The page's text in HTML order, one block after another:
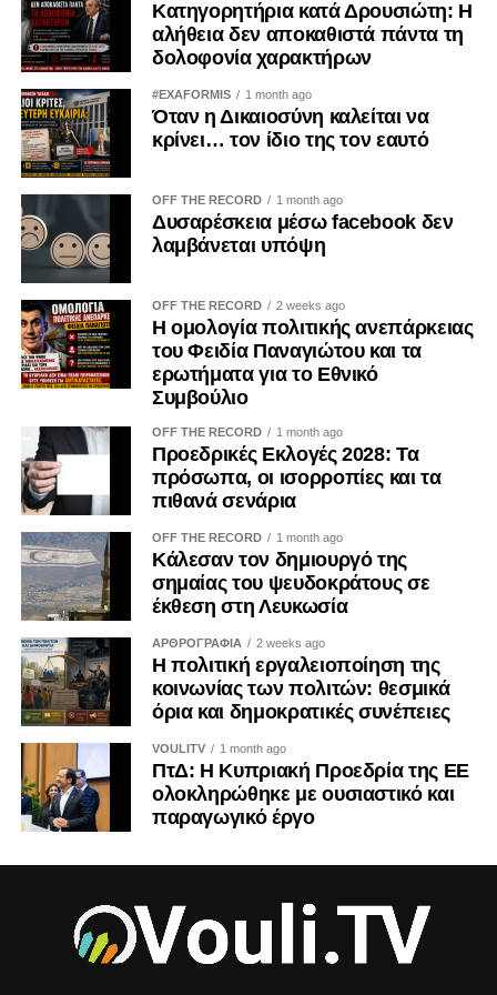
Η ευθύνη, όμως, δεν ανήκει μόνο στην Πολιτεία.
Ανήκει και στον κάθε πολίτη ξεχωριστά. Ο πατριωτισμός
δεν εξαντλείται στις επετειακές ομιλίες, ούτε στις
αναρτήσεις στα μέσα κοινωνικής δικτύωσης.
Αποδεικνύεται καθημερινά μέσα από τις προσωπικές μας
επιλογές. Δεν μπορεί κανείς να καταδικάζει την κατοχή και
ταυτόχρονα να χρηματοδοτεί, έστω και έμμεσα, τις
οικονομικές δομές που τη συντηρούν.
Η Κύπρος εξακολουθεί να ζει τις συνέπειες της εισβολής
του 1974. Οι πρόσφυγες παραμένουν μακριά από τις
πατρογονικές τους εστίες. Οι οικογένειες των
αγνοουμένων συνεχίζουν να αναζητούν απαντήσεις. Οι
εγκλωβισμένοι εξακολουθούν να δοκιμάζονται. Η κατοχή
δεν ανήκει στο παρελθόν· είναι μια καθημερινή
πραγματικότητα.
Γι’ αυτό η ενίσχυση των παράνομων καζίνων στα
κατεχόμενα δεν μπορεί να θεωρείται μια αθώα
προσωπική επιλογή. Είναι μια πράξη με πολιτικές,
οικονομικές και εθνικές προεκτάσεις. Και ως τέτοια οφείλει
να αντιμετωπίζεται από όλους μας με τη σοβαρότητα που
της αρμόζει.
Η ιστορία διδάσκει ότι τα τετελεσμένα παγιώνονται όταν οι
κοινωνίες συνηθίζουν να τα αποδέχονται. Η Κύπρος δεν
έχει την πολυτέλεια ούτε της αδιαφορίας ούτε της λήθης.
ΤΟΥ ΚΡΙΣ ΜΙΧΑΗΛ
Κατηγορητήρια κατά Δρουσιώτη: Η
αλήθεια δεν αποκαθιστά πάντα τη
δολοφονία χαρακτήρων
#EXAFORMIS 1 month ago
Όταν η Δικαιοσύνη καλείται να
κρίνει… τον ίδιο της τον εαυτό
OFF THE RECORD 1 month ago
Δυσαρέσκεια μέσω facebook δεν
λαμβάνεται υπόψη
OFF THE RECORD 2 weeks ago
Η ομολογία πολιτικής ανεπάρκειας
του Φειδία Παναγιώτου και τα
ερωτήματα για το Εθνικό
Συμβούλιο
OFF THE RECORD 1 month ago
Προεδρικές Εκλογές 2028: Τα
πρόσωπα, οι ισορροπίες και τα
πιθανά σενάρια
OFF THE RECORD 1 month ago
Κάλεσαν τον δημιουργό της
σημαίας του ψευδοκράτους σε
έκθεση στη Λευκωσία
ΑΡΘΡΟΓΡΑΦΙΑ 2 weeks ago
Η πολιτική εργαλειοποίηση της
κοινωνίας των πολιτών: θεσμικά
όρια και δημοκρατικές συνέπειες
VOULITV 1 month ago
ΠτΔ: Η Κυπριακή Προεδρία της ΕΕ
ολοκληρώθηκε με ουσιαστικό και
παραγωγικό έργο